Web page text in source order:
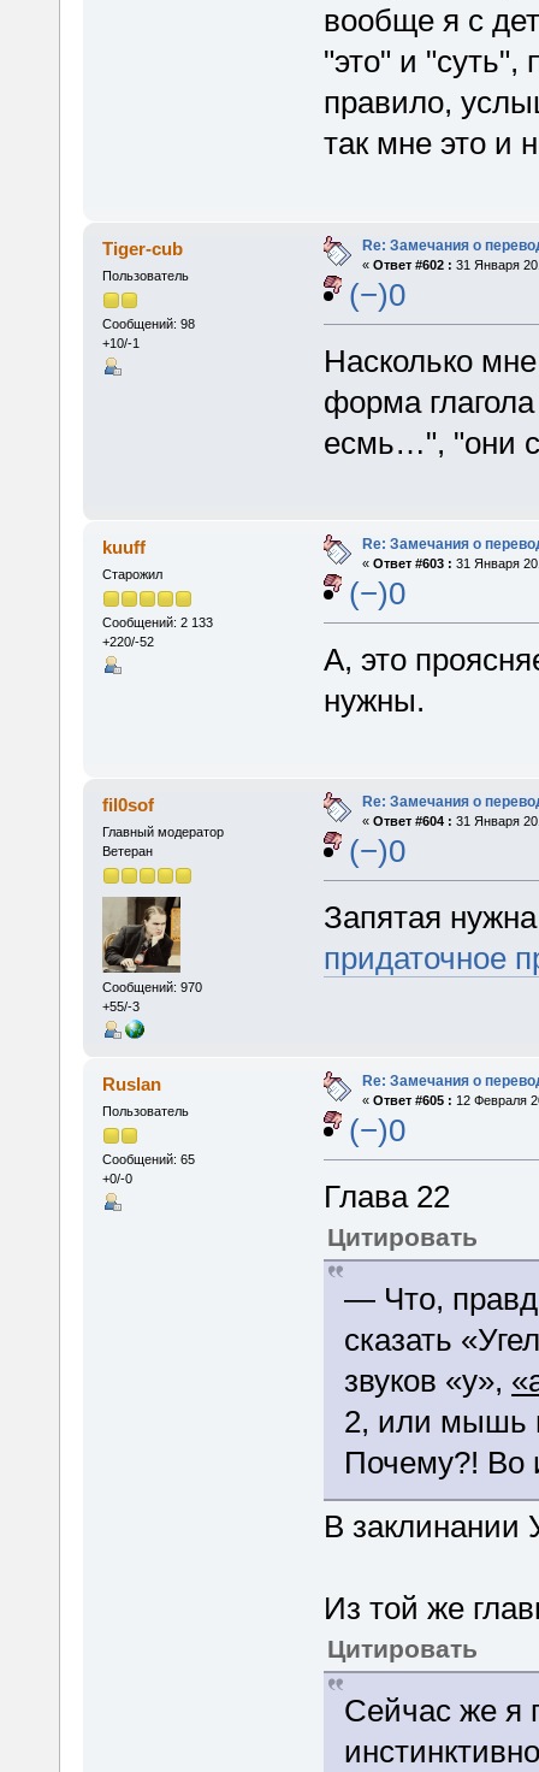
вообще я с
"это" и "суть",
правило,
так мне это и
Tiger-cub
Пользователь
Сообщений: 98
+10/-1
Re: Замечания о
« Ответ #602 : 31 Января
(−)0
Насколько
форма
есмь…", "они
kuuff
Старожил
Сообщений: 2 133
+220/-52
Re: Замечания о
« Ответ #603 : 31 Января
(−)0
А, это
нужны.
fil0sof
Главный модератор
Ветеран
Сообщений: 970
+55/-3
Re: Замечания о
« Ответ #604 : 31 Января
(−)0
Запятая
придаточное
Ruslan
Пользователь
Сообщений: 65
+0/-0
Re: Замечания о
« Ответ #605 : 12 Февраля
(−)0
Глава 22
Цитировать
— Что,
сказать
звуков «у»,
2, или мышь
Почему?! Во
В заклинании
Из той же
Цитировать
Сейчас же я